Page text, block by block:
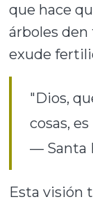
que hace
árboles
exude
"Dios,
cosas,
— Santa
Esta visión